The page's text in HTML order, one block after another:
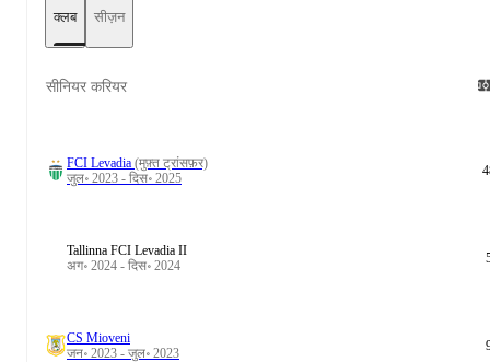
क्लब सीज़न
सीनियर करियर
FCI Levadia (मुफ़्त ट्रांसफ़र)
जुल॰ 2023 - दिस॰ 2025
Tallinna FCI Levadia II
अग॰ 2024 - दिस॰ 2024
CS Mioveni
जन॰ 2023 - जुल॰ 2023